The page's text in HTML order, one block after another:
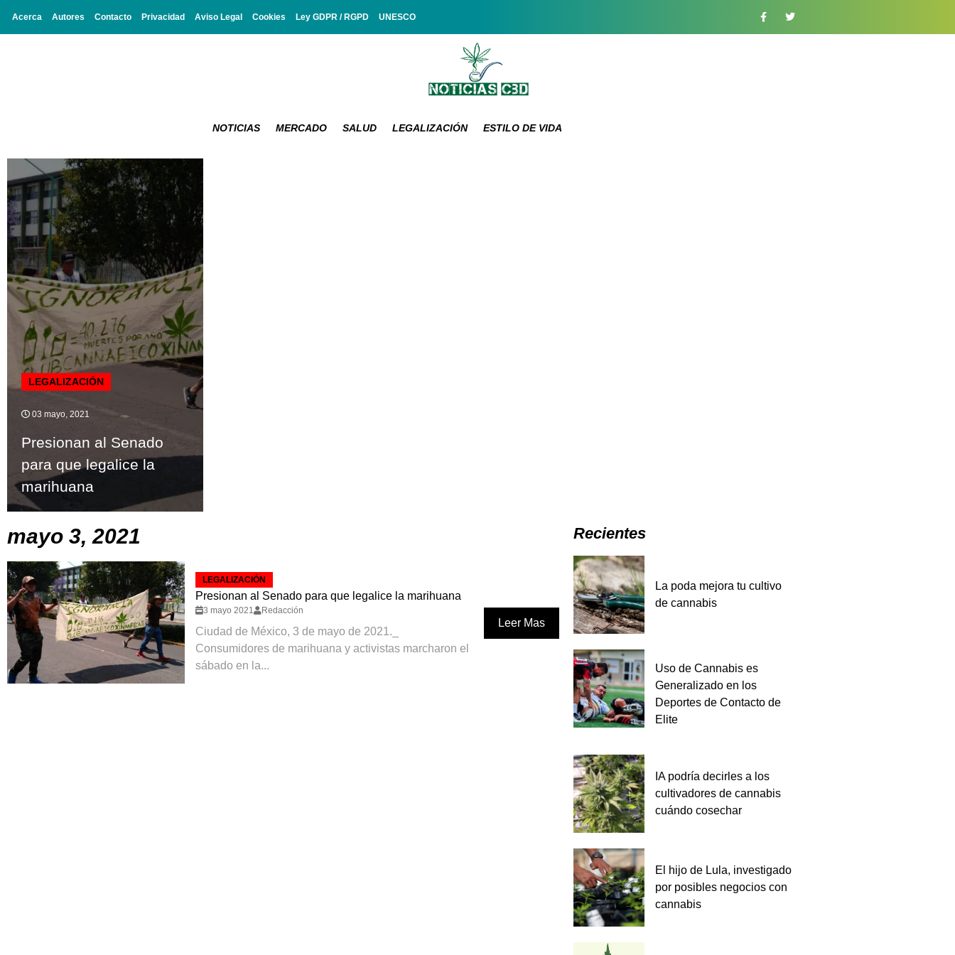
Acerca Autores Contacto Privacidad Aviso Legal Cookies Ley GDPR / RGPD UNESCO
NOTICIAS MERCADO SALUD LEGALIZACIÓN ESTILO DE VIDA
LEGALIZACIÓN
03 mayo, 2021
Presionan al Senado
para que legalice la
marihuana
mayo 3, 2021
LEGALIZACIÓN
Presionan al Senado para que legalice la marihuana
3 mayo 2021 Redacción
Ciudad de México, 3 de mayo de 2021._
Consumidores de marihuana y activistas marcharon el
sábado en la...
Leer Mas
Recientes
La poda mejora tu cultivo
de cannabis
Uso de Cannabis es
Generalizado en los
Deportes de Contacto de
Elite
IA podría decirles a los
cultivadores de cannabis
cuándo cosechar
El hijo de Lula, investigado
por posibles negocios con
cannabis